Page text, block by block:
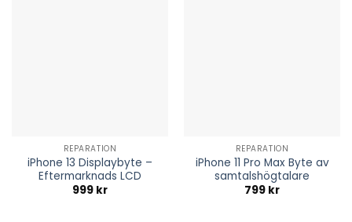
REPARATION
iPhone 13 Displaybyte –
Eftermarknads LCD
999 kr
REPARATION
iPhone 11 Pro Max Byte av
samtalshögtalare
799 kr